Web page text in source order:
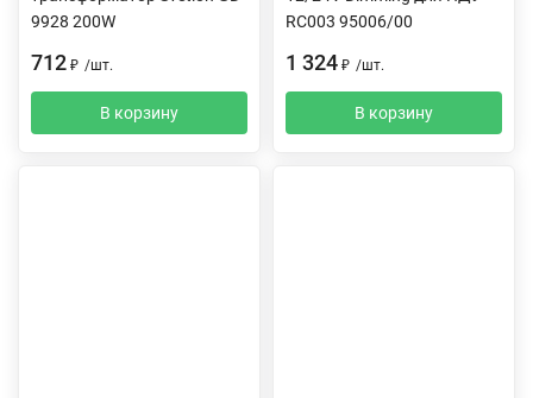
9928 200W
712 ₽ /шт.
В корзину
RC003 95006/00
1 324 ₽ /шт.
В корзину